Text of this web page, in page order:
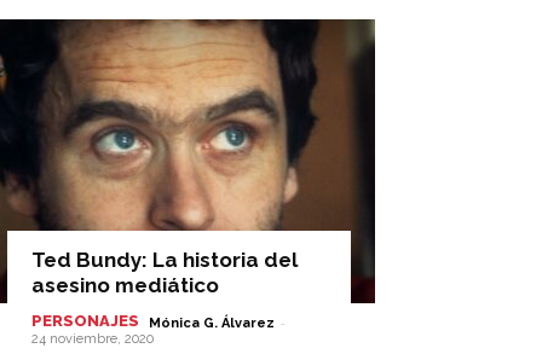
Ted Bundy: La historia del
asesino mediático
PERSONAJES Mónica G. Álvarez -
24 noviembre, 2020